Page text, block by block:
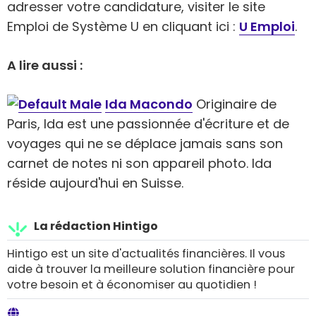
adresser votre candidature, visiter le site
Emploi de Système U en cliquant ici : U Emploi.
A lire aussi :
Ida Macondo Originaire de
Paris, Ida est une passionnée d'écriture et de
voyages qui ne se déplace jamais sans son
carnet de notes ni son appareil photo. Ida
réside aujourd'hui en Suisse.
La rédaction Hintigo
Hintigo est un site d'actualités financières. Il vous
aide à trouver la meilleure solution financière pour
votre besoin et à économiser au quotidien !